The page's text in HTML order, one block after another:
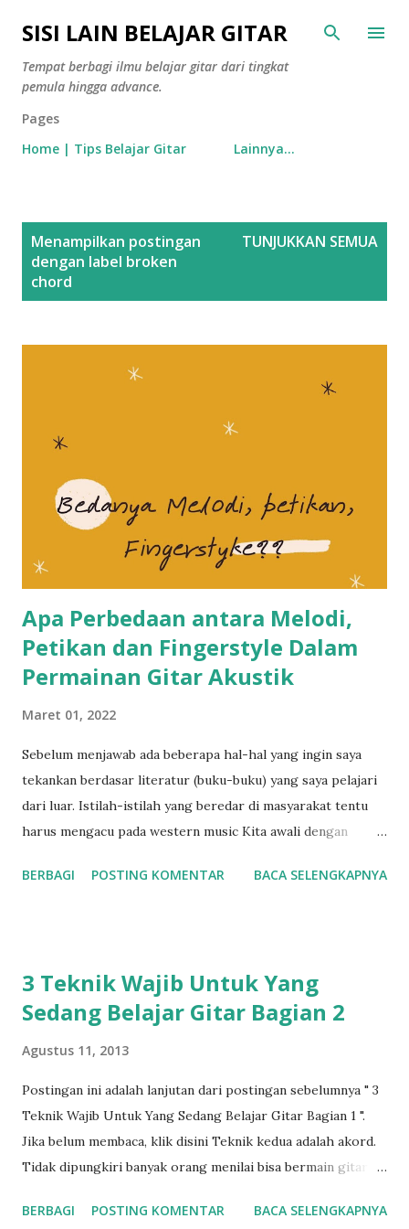
Langsung ke konten utama
SISI LAIN BELAJAR GITAR
Tempat berbagi ilmu belajar gitar dari tingkat
pemula hingga advance.
Pages
Home | Tips Belajar Gitar
Lainnya…
Menampilkan postingan
dengan label broken
chord
TUNJUKKAN SEMUA
Apa Perbedaan antara Melodi,
Petikan dan Fingerstyle Dalam
Permainan Gitar Akustik
Maret 01, 2022
Sebelum menjawab ada beberapa hal-hal yang ingin saya
tekankan berdasar literatur (buku-buku) yang saya pelajari
dari luar. Istilah-istilah yang beredar di masyarakat tentu
harus mengacu pada western music Kita awali dengan
yang diritmekan. Nada adalah satu not (suara). Mudahnya
akord (baca: bukan kunci, baca perbedaan akord dan kunci
disini ). Jika susunan nada di akord tersebut dimainkan tidak
arpeggio . Untuk konteks "petikan" dan "fingerstyle",
petikan disini diartikan ke teknik arpeggio tadi. Gitar yang
dimainkan tanpa menggunakan alat petik (plectrum/pick),
disebut dengan teknik fingerpicking , sedangkan teknik yg
menggunakan alat petik (plectrum/pick) tadi disebut
BERBAGI POSTING KOMENTAR BACA SELENGKAPNYA
3 Teknik Wajib Untuk Yang
Sedang Belajar Gitar Bagian 2
Agustus 11, 2013
Postingan ini adalah lanjutan dari postingan sebelumnya " 3
Teknik Wajib Untuk Yang Sedang Belajar Gitar Bagian 1 ".
Jika belum membaca, klik disini Teknik kedua adalah akord.
Tidak dipungkiri banyak orang menilai bisa bermain gitar
adalah akord yang mana dan bagaimana. Banyak yang sudah
BERBAGI POSTING KOMENTAR BACA SELENGKAPNYA